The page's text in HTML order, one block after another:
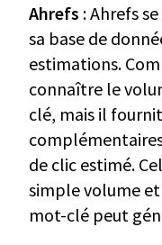
Ahrefs : Ahrefs
sa base de
estimations.
connaître le
clé, mais il
de clic estimé.
simple volume et
mot-clé peut